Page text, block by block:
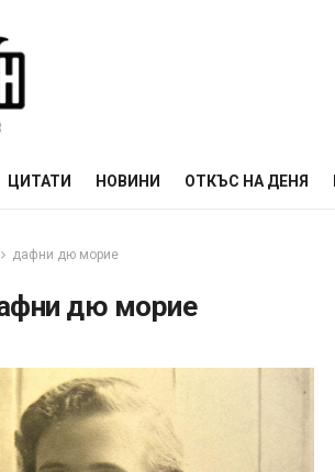
ЦИТАТИ НОВИНИ ОТКЪС НА ДЕНЯ
дафни дю морие
дю морие